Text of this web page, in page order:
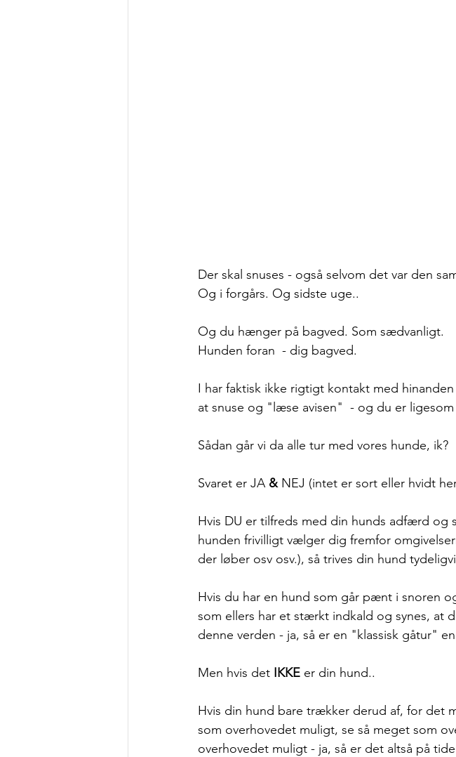
Der skal snuses - også selvom det var den
Og i forgårs. Og sidste uge..
Og du hænger på bagved. Som sædvanligt.
Hunden foran  - dig bagved.
I har faktisk ikke rigtigt kontakt med
at snuse og "læse avisen"  - og du er
Sådan går vi da alle tur med vores hunde, ik?
Svaret er JA & NEJ (intet er sort eller hvidt
Hvis DU er tilfreds med din hunds adfærd
hunden frivilligt vælger dig fremfor
der løber osv osv.), så trives din hund
Hvis du har en hund som går pænt i snoren
som ellers har et stærkt indkald og synes, at
denne verden - ja, så er en "klassisk gåtur"
Men hvis det IKKE er din hund..
Hvis din hund bare trækker derud af, for det
som overhovedet muligt, se så meget som
overhovedet muligt - ja, så er det altså på